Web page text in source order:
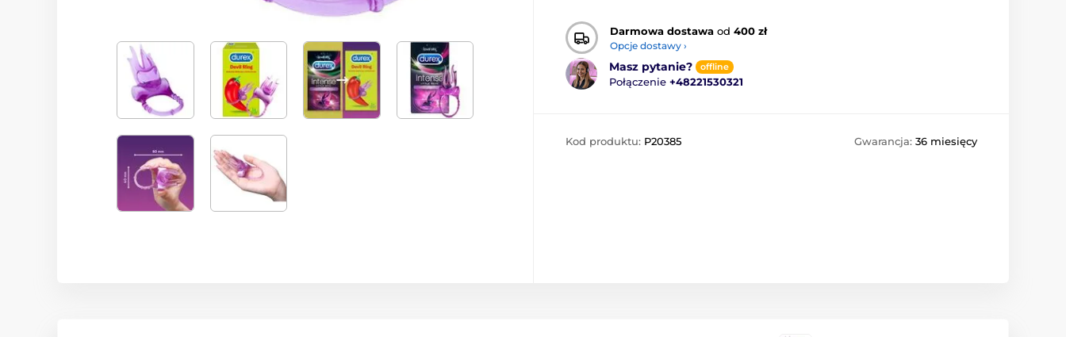
Darmowa dostawa od 400 zł
Opcje dostawy ›
Masz pytanie? offline
Połączenie +48221530321
Kod produktu: P20385 Gwarancja: 36 miesięcy